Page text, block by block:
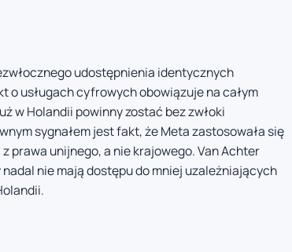
udostępnienia identycznych
o usługach cyfrowych obowiązuje na całym
w Holandii powinny zostać bez zwłoki
sygnałem jest fakt, że Meta zastosowała się
prawa unijnego, a nie krajowego. Van Achter
nie mają dostępu do mniej uzależniających